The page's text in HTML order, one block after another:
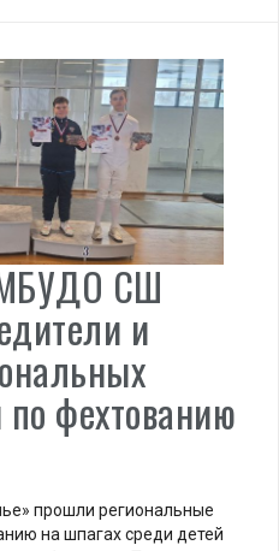
СШ
и
по фехтованию
прошли региональные
на шпагах среди детей